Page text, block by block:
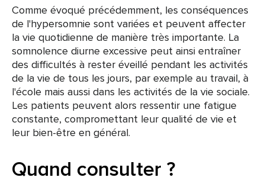
Comme évoqué précédemment, les conséquences
de l'hypersomnie sont variées et peuvent affecter
la vie quotidienne de manière très importante. La
somnolence diurne excessive peut ainsi entraîner
des difficultés à rester éveillé pendant les activités
de la vie de tous les jours, par exemple au travail, à
l'école mais aussi dans les activités de la vie sociale.
Les patients peuvent alors ressentir une fatigue
constante, compromettant leur qualité de vie et
leur bien-être en général.
Quand consulter ?